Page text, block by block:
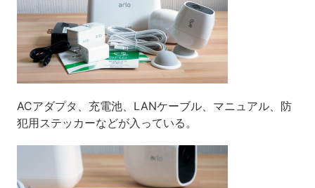
ACアダプタ、充電池、LANケーブル、マニュアル、防
犯用ステッカーなどが入っている。